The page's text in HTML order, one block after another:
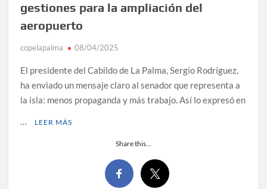
gestiones para la ampliación del
aeropuerto
copelapalma 08/04/2025
El presidente del Cabildo de La Palma, Sergio Rodríguez,
ha enviado un mensaje claro al senador que representa a
la isla: menos propaganda y más trabajo. Así lo expresó en
…
LEER MÁS
Share this...